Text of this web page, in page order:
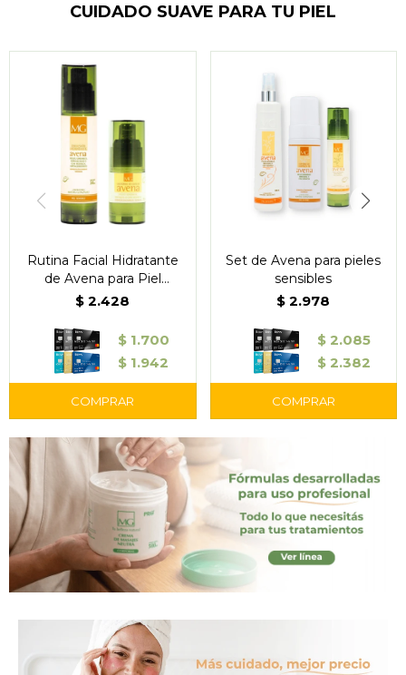
CUIDADO SUAVE PARA TU PIEL
Rutina Facial Hidratante
de Avena para Piel
Sensible
$ 2.428
$ 1.700
$ 1.942
Set de Avena para pieles
sensibles
$ 2.978
$ 2.085
$ 2.382